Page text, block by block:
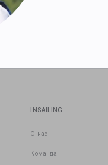
INSAILING
О нас
Команда